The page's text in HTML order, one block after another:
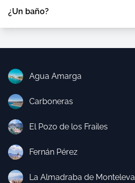
¿Un baño?
Agua Amarga
Carboneras
El Pozo de los Frailes
Fernán Pérez
La Almadraba de Monteleva